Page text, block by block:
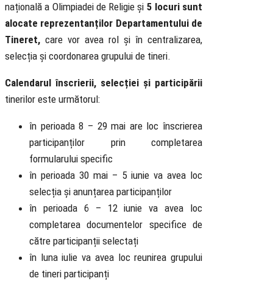
națională a Olimpiadei de Religie și 5 locuri sunt
alocate reprezentanților Departamentului de
Tineret, care vor avea rol și în centralizarea,
selecția și coordonarea grupului de tineri.
Calendarul înscrierii, selecției și participării
tinerilor este următorul:
în perioada 8 – 29 mai are loc înscrierea
participanților prin completarea
formularului specific
în perioada 30 mai – 5 iunie va avea loc
selecția și anunțarea participanților
în perioada 6 – 12 iunie va avea loc
completarea documentelor specifice de
către participanții selectați
în luna iulie va avea loc reunirea grupului
de tineri participanți